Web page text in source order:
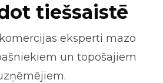
tiešsaistē
eksperti mazo
un topošajiem